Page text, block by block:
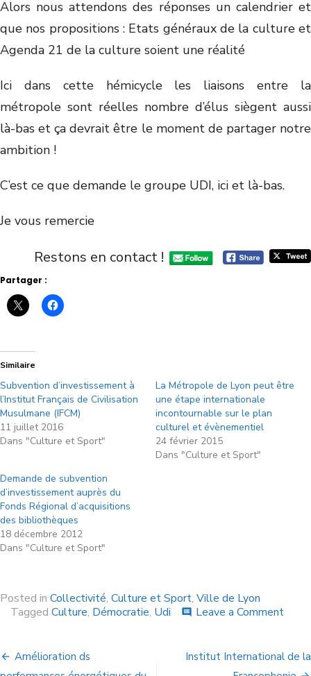
Alors nous attendons des réponses un calendrier et
que nos propositions : Etats généraux de la culture et
Agenda 21 de la culture soient une réalité
Ici dans cette hémicycle les liaisons entre la
métropole sont réelles nombre d’élus siègent aussi
là-bas et ça devrait être le moment de partager notre
ambition !
C’est ce que demande le groupe UDI, ici et là-bas.
Je vous remercie
Restons en contact !
Partager :
Similaire
Subvention d’investissement à
l’Institut Français de Civilisation
Musulmane (IFCM)
11 juillet 2016
Dans "Culture et Sport"
La Métropole de Lyon peut être
une étape internationale
incontournable sur le plan
culturel et évènementiel
24 février 2015
Dans "Culture et Sport"
Demande de subvention
d’investissement auprès du
Fonds Régional d’acquisitions
des bibliothèques
18 décembre 2012
Dans "Culture et Sport"
Posted in Collectivité, Culture et Sport, Ville de Lyon
Tagged Culture, Démocratie, Udi comment Leave a Comment
Amélioration ds
Institut International de la